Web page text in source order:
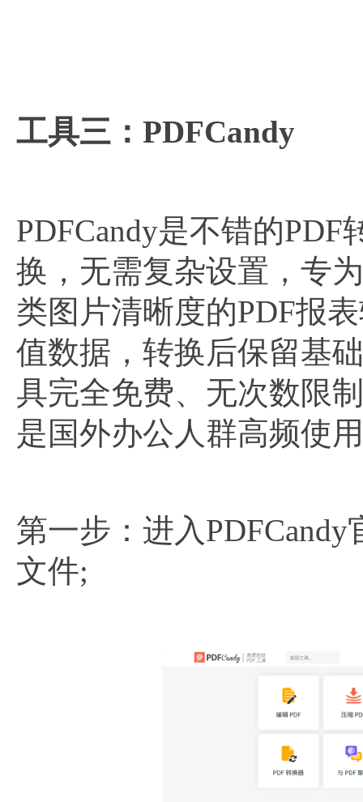
工具三：PDFCandy
PDFCandy是不错的
换，无需复杂设置，专
类图片清晰度的PDF报
值数据，转换后保留基
具完全免费、无次数限
是国外办公人群高频使
第一步：进入
文件;